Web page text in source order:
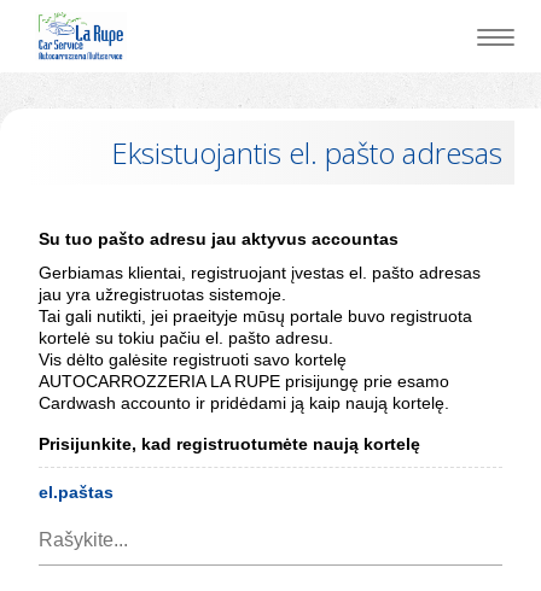
Eksistuojantis el. pašto adresas
Su tuo pašto adresu jau aktyvus accountas
Gerbiamas klientai, registruojant įvestas el. pašto adresas
jau yra užregistruotas sistemoje.
Tai gali nutikti, jei praeityje mūsų portale buvo registruota
kortelė su tokiu pačiu el. pašto adresu.
Vis dėlto galėsite registruoti savo kortelę
AUTOCARROZZERIA LA RUPE prisijungę prie esamo
Cardwash accounto ir pridėdami ją kaip naują kortelę.
Prisijunkite, kad registruotumėte naują kortelę
el.paštas